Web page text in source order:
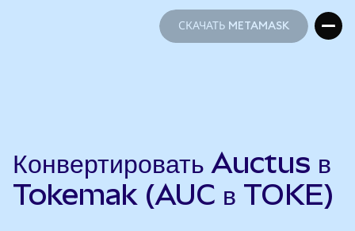
СКАЧАТЬ METAMASK
Конвертировать Auctus в
Tokemak (AUC в TOKE)